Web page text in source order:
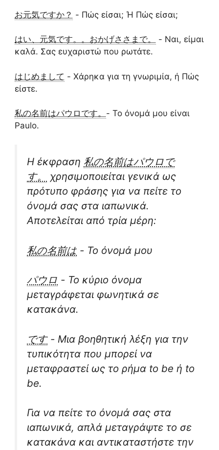
お元気ですか？ - Πώς είσαι; Ή Πώς είσαι;
はい、元気です。。おかげささまで。
- Ναι, είμαι
καλά. Σας ευχαριστώ που ρωτάτε.
はじめまして - Χάρηκα για τη γνωριμία, ή Πώς
είστε.
私の名前はパウロです。 - Το όνομά μου είναι
Paulo.
Η έκφραση 私の名前はパウロで
す。
χρησιμοποιείται γενικά ως
πρότυπο φράσης για να πείτε το
όνομά σας στα ιαπωνικά.
Αποτελείται από τρία μέρη:
私の名前は - Το όνομά μου
パウロ - Το κύριο όνομα
μεταγράφεται φωνητικά σε
κατακάνα.
です- Μια βοηθητική λέξη για την
τυπικότητα που μπορεί να
μεταφραστεί ως το ρήμα to be ή to
be.
Για να πείτε το όνομά σας στα
ιαπωνικά, απλά μεταγράψτε το σε
κατακάνα και αντικαταστήστε την